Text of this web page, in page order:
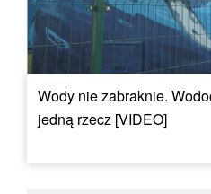
Wody nie zabraknie.
jedną rzecz [VIDEO]